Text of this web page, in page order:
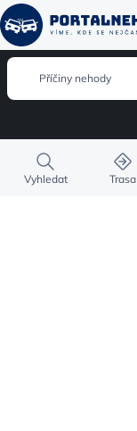
Vyhledat Trasa
Příčiny nehody